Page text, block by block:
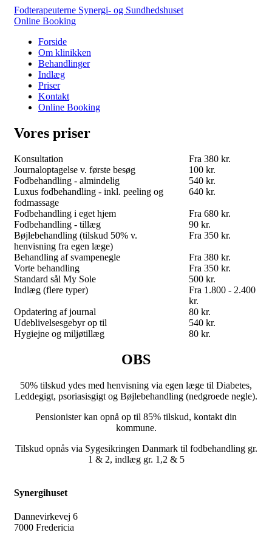
Fodterapeuterne Synergi- og Sundhedshuset
Online Booking
Forside
Om klinikken
Behandlinger
Indlæg
Priser
Kontakt
Online Booking
Vores priser
Konsultation
Fra 380 kr.
Journaloptagelse v. første besøg
100 kr.
Fodbehandling - almindelig
540 kr.
Luxus fodbehandling - inkl. peeling og
fodmassage
640 kr.
Fodbehandling i eget hjem
Fra 680 kr.
Fodbehandling - tillæg
90 kr.
Bøjlebehandling (tilskud 50% v.
henvisning fra egen læge)
Fra 350 kr.
Behandling af svampenegle
Fra 380 kr.
Vorte behandling
Fra 350 kr.
Standard sål My Sole
500 kr.
Indlæg (flere typer)
Fra 1.800 - 2.400
kr.
Opdatering af journal
80 kr.
Udeblivelsesgebyr op til
540 kr.
Hygiejne og miljøtillæg
80 kr.
OBS
50% tilskud ydes med henvisning via egen læge til Diabetes,
Leddegigt, psoriasisgigt og Bøjlebehandling (nedgroede negle).
Pensionister kan opnå op til 85% tilskud, kontakt din
kommune.
Tilskud opnås via Sygesikringen Danmark til fodbehandling gr.
1 & 2, indlæg gr. 1,2 & 5
Synergihuset
Dannevirkevej 6
7000 Fredericia